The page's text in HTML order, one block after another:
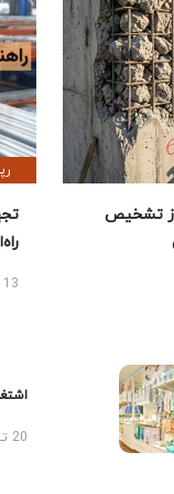
تشخیص
13 مرداد 1405
20 تیر 1405